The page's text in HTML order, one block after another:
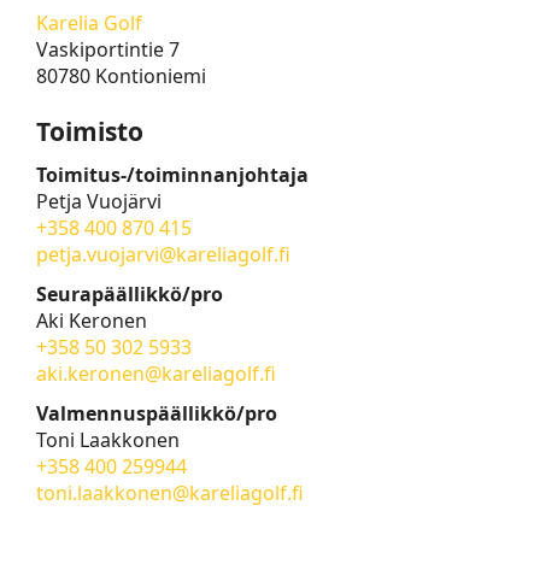
Karelia Golf
Vaskiportintie 7
80780 Kontioniemi
Toimisto
Toimitus-/toiminnanjohtaja
Petja Vuojärvi
+358 400 870 415
petja.vuojarvi@kareliagolf.fi
Seurapäällikkö/pro
Aki Keronen
+358 50 302 5933
aki.keronen@kareliagolf.fi
Valmennuspäällikkö/pro
Toni Laakkonen
+358 400 259944
toni.laakkonen@kareliagolf.fi